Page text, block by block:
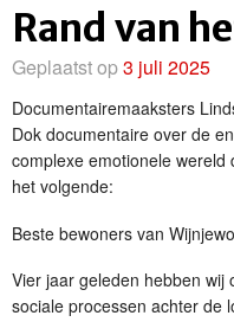
Rand van
Geplaatst op3 juli 2025
Documentairemaaksters
Dok documentaire over de
complexe emotionele
het volgende:
Beste bewoners van
Vier jaar geleden hebben
sociale processen achter de